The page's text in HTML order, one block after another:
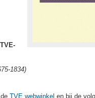
1834)
TVE webwinkel en bij de